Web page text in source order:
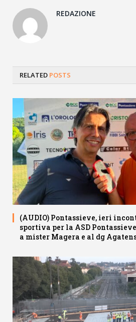
REDAZIONE
RELATED POSTS
(AUDIO) Pontassieve, ieri
sportiva per la ASD
a mister Magera e al dg